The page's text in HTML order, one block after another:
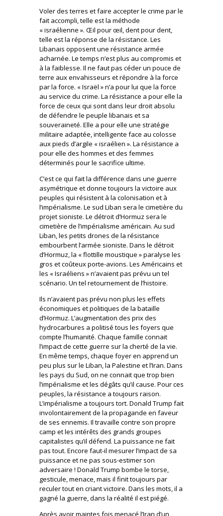
Voler des terres et faire accepter le crime par le
fait accompli, telle est la méthode
« israélienne ». Œil pour œil, dent pour dent,
telle est la réponse de la résistance. Les
Libanais opposent une résistance armée
acharnée. Le temps n’est plus au compromis et
à la faiblesse. Il ne faut pas céder un pouce de
terre aux envahisseurs et répondre à la force
par la force. « Israël » n’a pour lui que la force
au service du crime. La résistance a pour elle la
force de ceux qui sont dans leur droit absolu
de défendre le peuple libanais et sa
souveraineté. Elle a pour elle une stratégie
militaire adaptée, intelligente face au colosse
aux pieds d’argile « israélien ». La résistance a
pour elle des hommes et des femmes
déterminés pour le sacrifice ultime.
C’est ce qui fait la différence dans une guerre
asymétrique et donne toujours la victoire aux
peuples qui résistent à la colonisation et à
l’impérialisme. Le sud Liban sera le cimetière du
projet sioniste. Le détroit d’Hormuz sera le
cimetière de l’impérialisme américain. Au sud
Liban, les petits drones de la résistance
embourbent l’armée sioniste. Dans le détroit
d’Hormuz, la « flottille moustique » paralyse les
gros et coûteux porte-avions. Les Américains et
les « Israéliens » n’avaient pas prévu un tel
scénario. Un tel retournement de l’histoire.
Ils n’avaient pas prévu non plus les effets
économiques et politiques de la bataille
d’Hormuz. L’augmentation des prix des
hydrocarbures a politisé tous les foyers que
compte l’humanité. Chaque famille connait
l’impact de cette guerre sur la cherté de la vie.
En même temps, chaque foyer en apprend un
peu plus sur le Liban, la Palestine et l’Iran. Dans
les pays du Sud, on ne connait que trop bien
l’impérialisme et les dégâts qu’il cause. Pour ces
peuples, la résistance a toujours raison.
L’impérialisme a toujours tort. Donald Trump fait
involontairement de la propagande en faveur
de ses ennemis. Il travaille contre son propre
camp et les intérêts des grands groupes
capitalistes qu’il défend. La puissance ne fait
pas tout. Encore faut-il mesurer l’impact de sa
puissance et ne pas sous-estimer son
adversaire ! Donald Trump bombe le torse,
gesticule, menace, mais il finit toujours par
reculer tout en criant victoire. Dans les mots, il a
gagné la guerre, dans la réalité il est piégé.
Après avoir maintes fois menacé l’Iran d’un